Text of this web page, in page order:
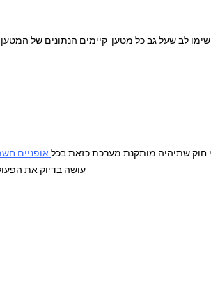
לב שעל גב כל מטען קיימים הנתונים של
אופניים
עושה בדיוק את